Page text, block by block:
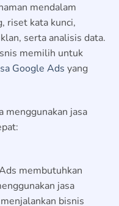
mendalam
riset kata kunci,
serta analisis data.
memilih untuk
Google Ads yang
menggunakan jasa
membutuhkan
jasa
bisnis